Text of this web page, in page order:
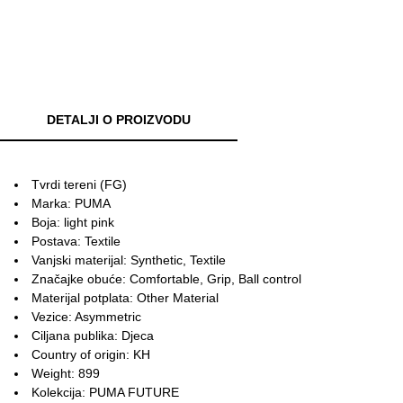
DETALJI O PROIZVODU
Tvrdi tereni (FG)
Marka: PUMA
Boja: light pink
Postava: Textile
Vanjski materijal: Synthetic, Textile
Značajke obuće: Comfortable, Grip, Ball control
Materijal potplata: Other Material
Vezice: Asymmetric
Ciljana publika: Djeca
Country of origin: KH
Weight: 899
Kolekcija: PUMA FUTURE